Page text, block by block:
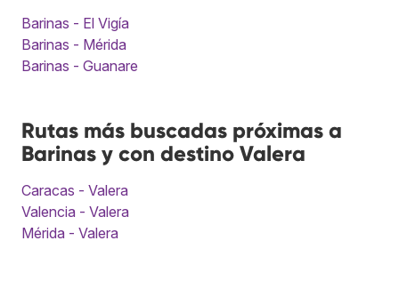
Barinas - El Vigía
Barinas - Mérida
Barinas - Guanare
Rutas más buscadas próximas a
Barinas y con destino Valera
Caracas - Valera
Valencia - Valera
Mérida - Valera